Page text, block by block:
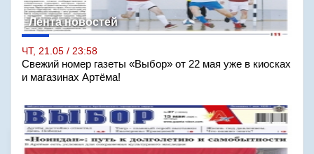
Лента новостей
ЧТ, 21.05 / 23:58
Свежий номер газеты «Выбор» от 22 мая уже в киосках
и магазинах Артёма!